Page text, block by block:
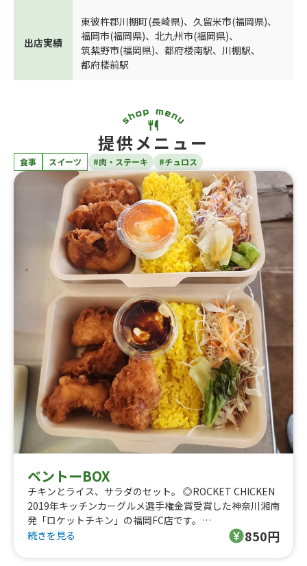
出店実績
東彼杵郡川棚町(長崎県)、 久留米市(福岡県)、
福岡市(福岡県)、 北九州市(福岡県)、
筑紫野市(福岡県)、 都府楼南駅、 川棚駅、
都府楼前駅
提供メニュー
食事 スイーツ #肉・ステーキ #チュロス
ベントーBOX
チキンとライス、サラダのセット。 ◎ROCKET CHICKEN
2019年キッチンカーグルメ選手権金賞受賞した神奈川湘南
発「ロケットチキン」の福岡FC店です。
チキンは、独自配合のスパイスと独自開発した衣により、
続きを見る 850円